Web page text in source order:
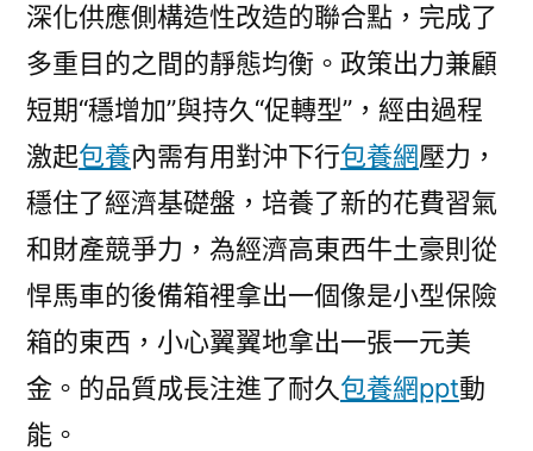
深化供應側構造性改造的聯合點，完成了
多重目的之間的靜態均衡。政策出力兼顧
短期“穩增加”與持久“促轉型”，經由過程
激起包養內需有用對沖下行包養網壓力，
穩住了經濟基礎盤，培養了新的花費習氣
和財產競爭力，為經濟高東西牛土豪則從
悍馬車的後備箱裡拿出一個像是小型保險
箱的東西，小心翼翼地拿出一張一元美
金。的品質成長注進了耐久包養網ppt動
能。